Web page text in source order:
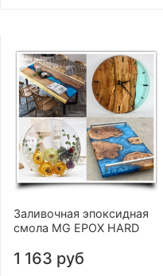
Заливочная эпоксидная
смола MG EPOX HARD
1 163 руб